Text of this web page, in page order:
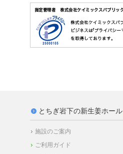
とちぎ岩下の新生姜ホール
施設のご案内
ご利用ガイド